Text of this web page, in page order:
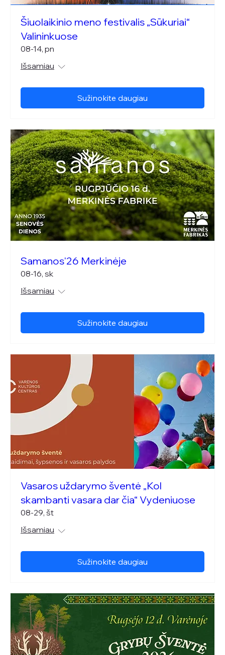
Šiuolaikinio meno festivalis „Sūkuriai“
Valininkuose
08-14, pn
Išsamiau
Sužinokite daugiau
Samanos'26 Merkinėje
08-16, sk
Išsamiau
Sužinokite daugiau
Vasaros uždarymo šventė „Kol
skambanti vasara dar čia“ Vydeniuose
08-29, št
Išsamiau
Sužinokite daugiau